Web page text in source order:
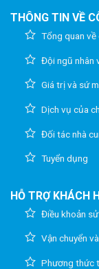
THÔNG TIN VỀ
Tổng quan
Đội ngũ nhân
Giá trị và sứ
Dịch vụ của
Đối tác nhà
Tuyển dụng
HỖ TRỢ KHÁCH
Điều khoản
Vận chuyển
Phương thức